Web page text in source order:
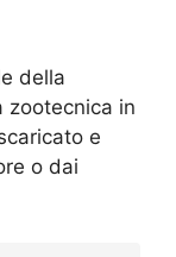
della
zootecnica in
e
o dai